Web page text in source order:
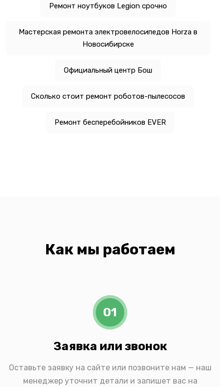
Ремонт ноутбуков Legion срочно
Мастерская ремонта электровелосипедов Horza в
Новосибирске
Официальный центр Бош
Сколько стоит ремонт роботов-пылесосов
Ремонт бесперебойников EVER
Как мы работаем
01
Заявка или звонок
Оставьте заявку на сайте или позвоните нам — наш
менеджер уточнит детали и запишет вас на